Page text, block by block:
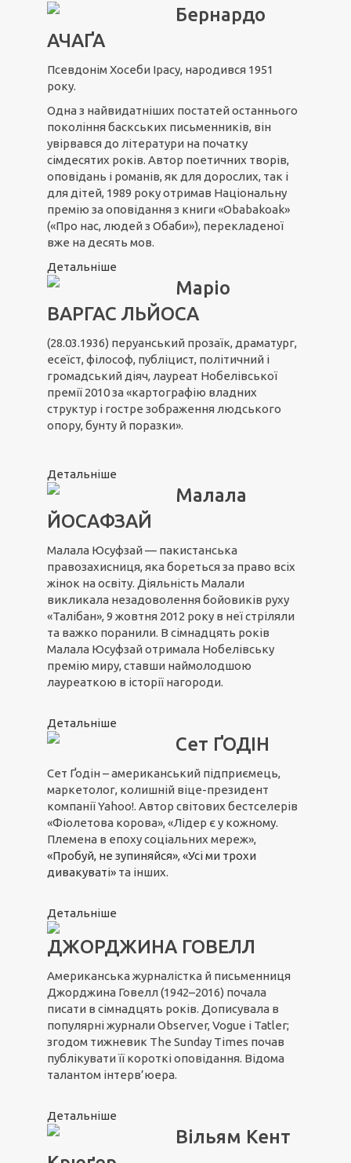
Бернардо
АЧАҐА
Псевдонім Хосеби Ірасу, народився 1951
року.
Одна з найвидатніших постатей останнього
покоління баскських письменників, він
увірвався до літератури на початку
сімдесятих років. Автор поетичних творів,
оповідань і романів, як для дорослих, так і
для дітей, 1989 року отримав Національну
премію за оповідання з книги «Obabakoak»
(«Про нас, людей з Обаби»), перекладеної
вже на десять мов.
Детальніше
Маріо
ВАРГАС ЛЬЙОСА
(28.03.1936) перуанський прозаїк, драматург,
есеїст, філософ, публіцист, політичний і
громадський діяч, лауреат Нобелівської
премії 2010 за «картографію владних
структур і гостре зображення людського
опору, бунту й поразки».
Детальніше
Малала
ЙОСАФЗАЙ
Малала Юсуфзай — пакистанська
правозахисниця, яка бореться за право всіх
жінок на освіту. Діяльність Малали
викликала незадоволення бойовиків руху
«Талібан», 9 жовтня 2012 року в неї стріляли
та важко поранили. В сімнадцять років
Малала Юсуфзай отримала Нобелівську
премію миру, ставши наймолодшою
лауреаткою в історії нагороди.
Детальніше
Сет ҐОДІН
Сет Ґодін – американський підприємець,
маркетолог, колишній віце-президент
компанії Yahoo!. Автор світових бестселерів
«Фіолетова корова», «Лідер є у кожному.
Племена в епоху соціальних мереж»,
«Пробуй, не зупиняйся», «Усі ми трохи
дивакуваті» та інших.
Детальніше
ДЖОРДЖИНА ГОВЕЛЛ
Американська журналістка й письменниця
Джорджина Говелл (1942–2016) почала
писати в сімнадцять років. Дописувала в
популярні журнали Observer, Vogue і Tatler;
згодом тижневик The Sunday Times почав
публікувати її короткі оповідання. Відома
талантом інтерв’юера.
Детальніше
Вільям Кент